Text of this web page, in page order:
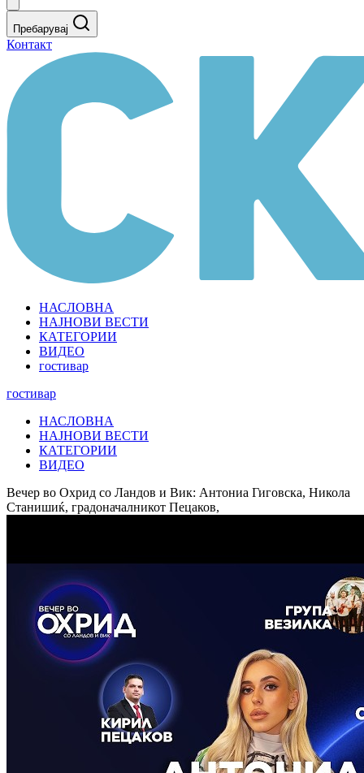
Пребарувај
Контакт
НАСЛОВНА
НАЈНОВИ ВЕСТИ
КАТЕГОРИИ
ВИДЕО
гостивар
гостивар
НАСЛОВНА
НАЈНОВИ ВЕСТИ
КАТЕГОРИИ
ВИДЕО
Вечер во Охрид со Ландов и Вик: Антониа Гиговска, Никола
Станишиќ, градоначалникот Пецаков,